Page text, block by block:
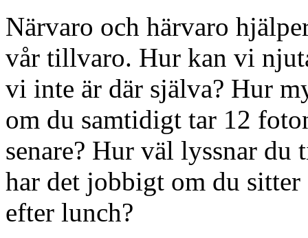
Närvaro och härvaro
vår tillvaro. Hur kan vi
vi inte är där själva? Hur
om du samtidigt tar 12
senare? Hur väl lyssnar
har det jobbigt om du sitter
efter lunch?